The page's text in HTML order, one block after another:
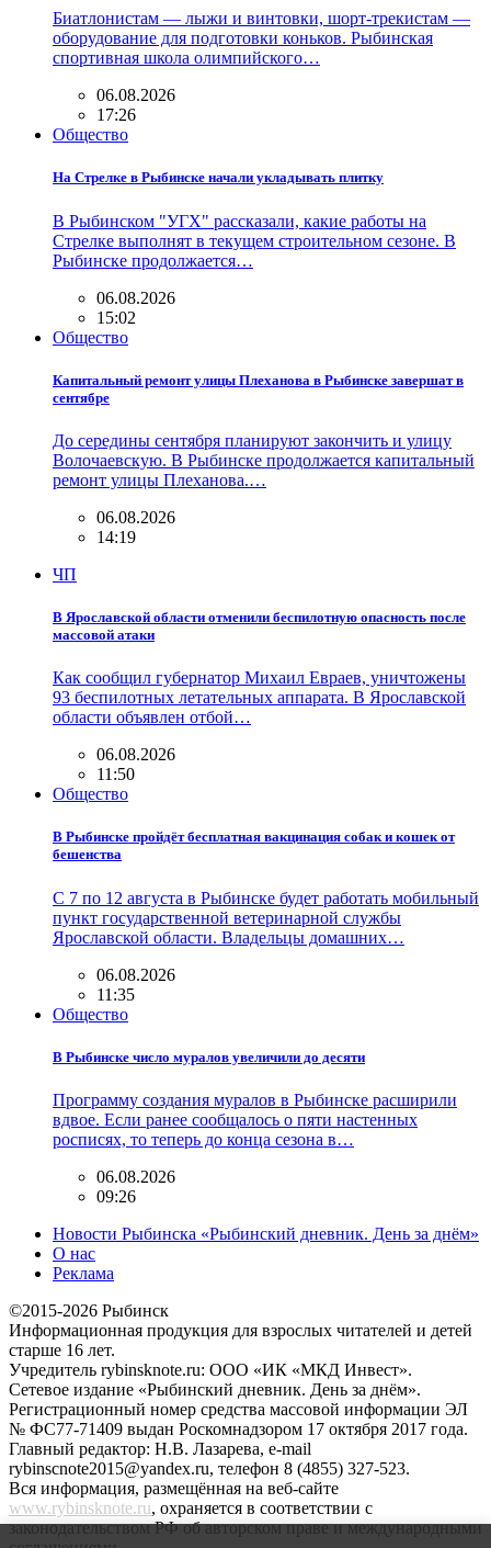
Биатлонистам — лыжи и винтовки, шорт-трекистам —
оборудование для подготовки коньков. Рыбинская
спортивная школа олимпийского…
06.08.2026
17:26
Общество
На Стрелке в Рыбинске начали укладывать плитку
В Рыбинском "УГХ" рассказали, какие работы на
Стрелке выполнят в текущем строительном сезоне. В
Рыбинске продолжается…
06.08.2026
15:02
Общество
Капитальный ремонт улицы Плеханова в Рыбинске завершат в
сентябре
До середины сентября планируют закончить и улицу
Волочаевскую. В Рыбинске продолжается капитальный
ремонт улицы Плеханова.…
06.08.2026
14:19
ЧП
В Ярославской области отменили беспилотную опасность после
массовой атаки
Как сообщил губернатор Михаил Евраев, уничтожены
93 беспилотных летательных аппарата. В Ярославской
области объявлен отбой…
06.08.2026
11:50
Общество
В Рыбинске пройдёт бесплатная вакцинация собак и кошек от
бешенства
С 7 по 12 августа в Рыбинске будет работать мобильный
пункт государственной ветеринарной службы
Ярославской области. Владельцы домашних…
06.08.2026
11:35
Общество
В Рыбинске число муралов увеличили до десяти
Программу создания муралов в Рыбинске расширили
вдвое. Если ранее сообщалось о пяти настенных
росписях, то теперь до конца сезона в…
06.08.2026
09:26
Новости Рыбинска «Рыбинский дневник. День за днём»
О нас
Реклама
©2015-2026 Рыбинск
Информационная продукция для взрослых читателей и детей
старше 16 лет.
Учредитель rybinsknote.ru: ООО «ИК «МКД Инвест».
Сетевое издание «Рыбинский дневник. День за днём».
Регистрационный номер средства массовой информации ЭЛ
№ ФС77-71409 выдан Роскомнадзором 17 октября 2017 года.
Главный редактор: Н.В. Лазарева, e-mail
rybinscnote2015@yandex.ru, телефон 8 (4855) 327-523.
Вся информация, размещённая на веб-сайте
www.rybinsknote.ru, охраняется в соответствии с
законодательством РФ об авторском праве и международными